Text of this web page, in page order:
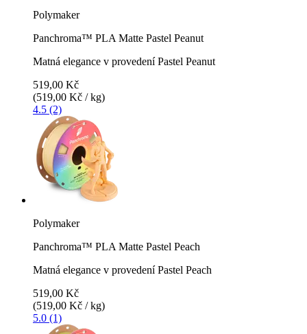
Polymaker
Panchroma™ PLA Matte Pastel Peanut
Matná elegance v provedení Pastel Peanut
519,00 Kč
(519,00 Kč / kg)
4.5 (2)
Polymaker
Panchroma™ PLA Matte Pastel Peach
Matná elegance v provedení Pastel Peach
519,00 Kč
(519,00 Kč / kg)
5.0 (1)